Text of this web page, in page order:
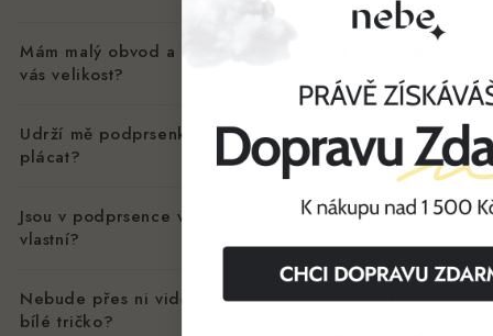
Mám malý obvod a velká prsa (70E, 75F…). Najdu u
vás velikost?
Udrží mě podprsenka bez kostic, nebo se v ní budu
plácat?
Jsou v podprsence vycpávky? Dají se do ní vložit
vlastní?
Nebude přes ni vidět bradavky? Můžu ji nosit pod
bílé tričko?